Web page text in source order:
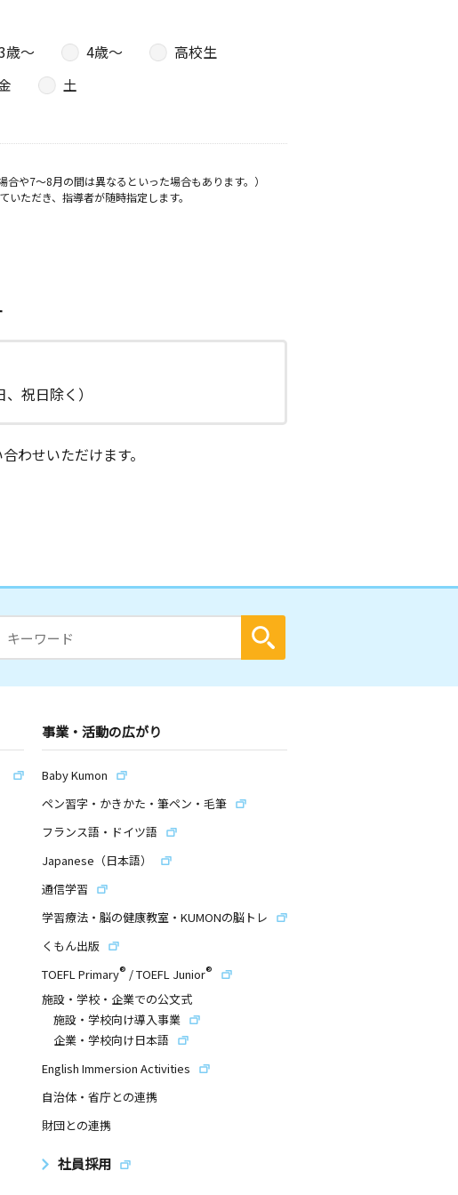
歳〜 4歳〜
高校生
土
や7～8月の間は異なるといった場合もあります。）
ただき、指導者が随時指定します。
祝日除く）
わせいただけます。
事業・活動の広がり
Baby Kumon
ペン習字・かきかた・筆ペン・毛筆
フランス語・ドイツ語
Japanese（日本語）
通信学習
学習療法・脳の健康教室・KUMONの脳トレ
くもん出版
TOEFL Primary® /TOEFL Junior®
施設・学校・企業での公文式
施設・学校向け導入事業
企業・学校向け日本語
English Immersion Activities
自治体・省庁との連携
財団との連携
社員採用